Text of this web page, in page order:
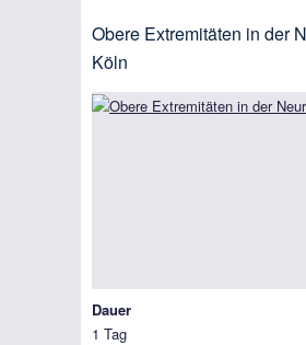
Obere Extremitäten in der
Köln
Dauer
1 Tag